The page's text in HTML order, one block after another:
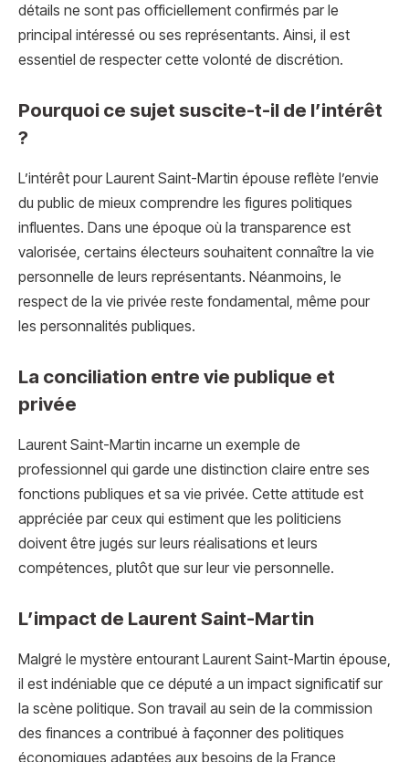
détails ne sont pas officiellement confirmés par le
principal intéressé ou ses représentants. Ainsi, il est
essentiel de respecter cette volonté de discrétion.
Pourquoi ce sujet suscite-t-il de l’intérêt
?
L’intérêt pour Laurent Saint-Martin épouse reflète l’envie
du public de mieux comprendre les figures politiques
influentes. Dans une époque où la transparence est
valorisée, certains électeurs souhaitent connaître la vie
personnelle de leurs représentants. Néanmoins, le
respect de la vie privée reste fondamental, même pour
les personnalités publiques.
La conciliation entre vie publique et
privée
Laurent Saint-Martin incarne un exemple de
professionnel qui garde une distinction claire entre ses
fonctions publiques et sa vie privée. Cette attitude est
appréciée par ceux qui estiment que les politiciens
doivent être jugés sur leurs réalisations et leurs
compétences, plutôt que sur leur vie personnelle.
L’impact de Laurent Saint-Martin
Malgré le mystère entourant Laurent Saint-Martin épouse,
il est indéniable que ce député a un impact significatif sur
la scène politique. Son travail au sein de la commission
des finances a contribué à façonner des politiques
économiques adaptées aux besoins de la France